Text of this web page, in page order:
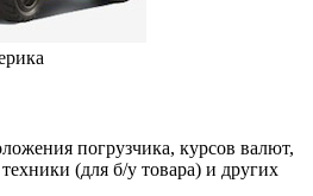
погрузчика, курсов валют,
(для б/у товара) и других